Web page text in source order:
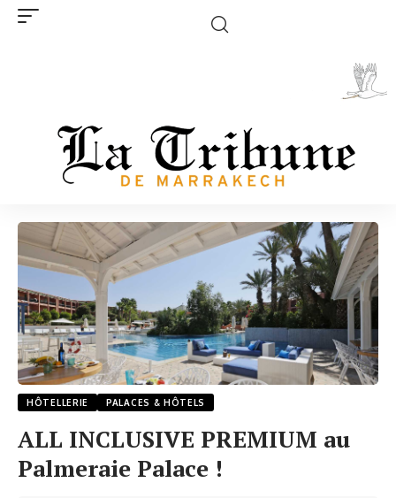
HÔTELLERIE PALACES & HÔTELS
ALL INCLUSIVE PREMIUM au
Palmeraie Palace !